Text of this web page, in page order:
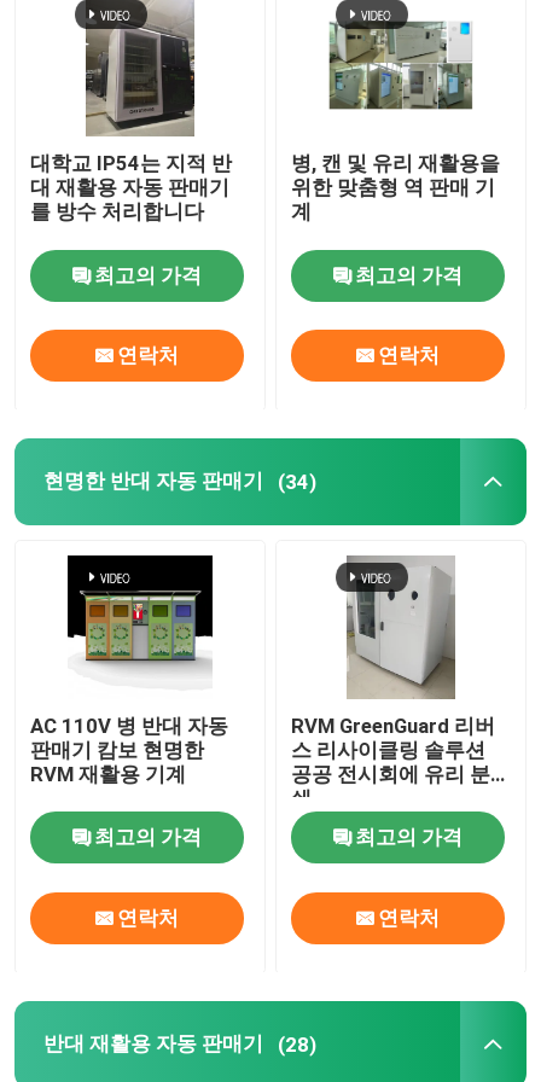
대학교 IP54는 지적 반
대 재활용 자동 판매기
를 방수 처리합니다
최고의 가격
연락처
병, 캔 및 유리 재활용을
위한 맞춤형 역 판매 기
계
최고의 가격
연락처
현명한 반대 자동 판매기 (34)
AC 110V 병 반대 자동
판매기 캄보 현명한
RVM 재활용 기계
최고의 가격
연락처
RVM GreenGuard 리버
스 리사이클링 솔루션
공공 전시회에 유리 분
쇄
최고의 가격
연락처
반대 재활용 자동 판매기 (28)